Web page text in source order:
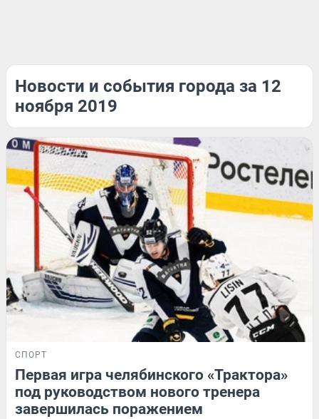
Новости и события города за 12
ноября 2019
СПОРТ
Первая игра челябинского «Трактора»
под руководством нового тренера
завершилась поражением